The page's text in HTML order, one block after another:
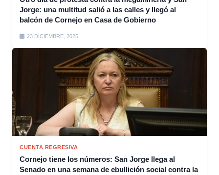
Jorge: una multitud salió a las calles y llegó al
balcón de Cornejo en Casa de Gobierno
23 DICIEMBRE, 2025
CUENTA REGRESIVA
Cornejo tiene los números: San Jorge llega al
Senado en una semana de ebullición social contra la